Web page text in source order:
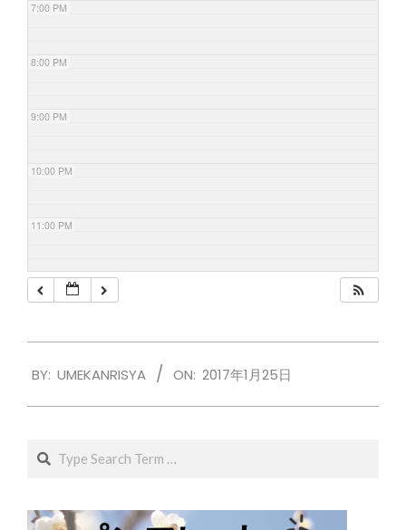
7:00 PM
8:00 PM
9:00 PM
10:00 PM
11:00 PM
01-
BY: UMEKANRISYA ON: 2017年1月25日
Search